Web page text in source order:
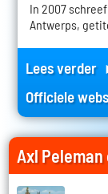
In 2007
Antwerps,
Lees verder
Officiele
Axl